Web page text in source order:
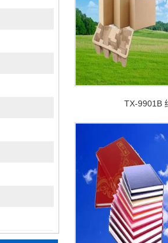
TX-9901B